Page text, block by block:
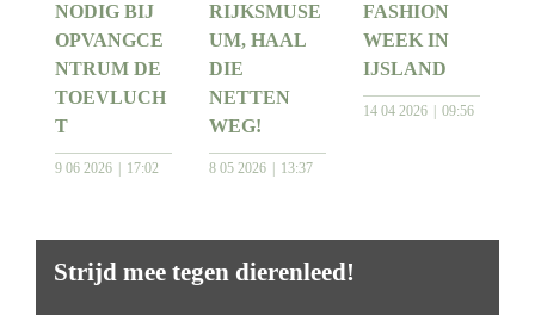
NODIG BIJ
OPVANGCE
NTRUM DE
TOEVLUCH
T
9 06 2026 17:02
RIJKSMUSE
UM, HAAL
DIE
NETTEN
WEG!
8 05 2026 13:37
FASHION
WEEK IN
IJSLAND
14 04 2026 09:56
Strijd mee tegen dierenleed!